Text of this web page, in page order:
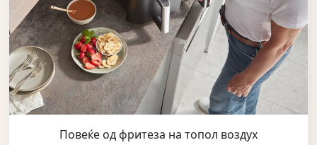
Повеќе од фритеза на топол воздух